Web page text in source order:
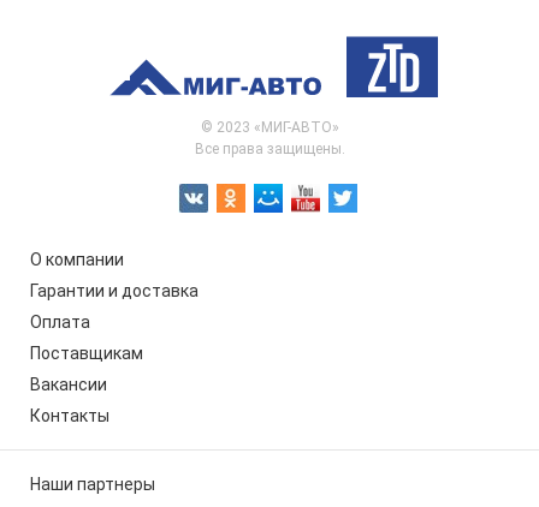
© 2023 «МИГ-АВТО»
Все права защищены.
О компании
Гарантии и доставка
Оплата
Поставщикам
Вакансии
Контакты
Наши партнеры